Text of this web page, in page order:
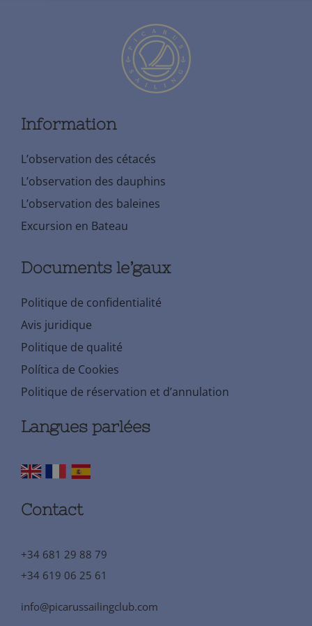
Information
L’observation des cétacés
L’observation des dauphins
L’observation des baleines
Excursion en Bateau
Documents le’gaux
Politique de confidentialité
Avis juridique
Politique de qualité
Política de Cookies
Politique de réservation et d’annulation
Langues parlées
Contact
+34 681 29 88 79
+34 619 06 25 61
info@picarussailingclub.com